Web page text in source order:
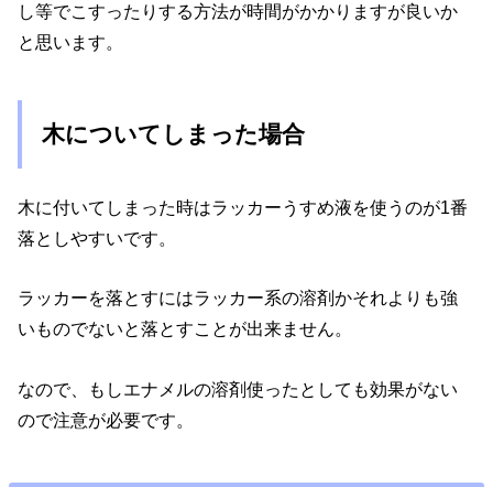
し等でこすったりする方法が時間がかかりますが良いか
と思います。
木についてしまった場合
木に付いてしまった時はラッカーうすめ液を使うのが1番
落としやすいです。
ラッカーを落とすにはラッカー系の溶剤かそれよりも強
いものでないと落とすことが出来ません。
なので、もしエナメルの溶剤使ったとしても効果がない
ので注意が必要です。